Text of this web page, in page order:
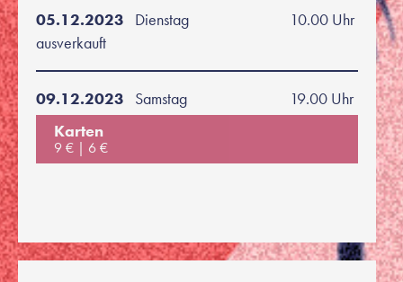
05.12.2023 Dienstag
10.00 Uhr
ausverkauft
09.12.2023 Samstag
19.00 Uhr
Karten
9 € 6 €